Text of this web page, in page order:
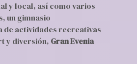
y local, así como varios
un gimnasio
de actividades recreativas
y diversión, Gran Evenia